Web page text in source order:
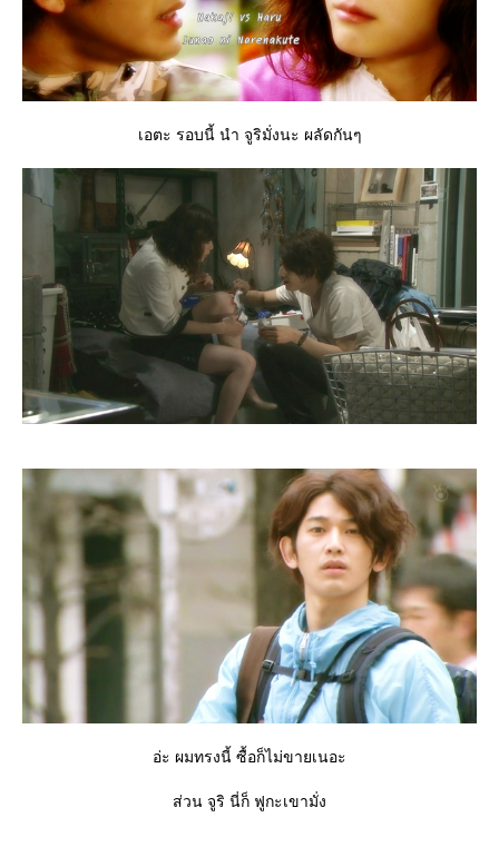
เอตะ รอบนี้ นำ จูริมั่งนะ ผลัดกันๆ
อ่ะ ผมทรงนี้ ซื้อก็ไม่ขายเนอะ
ส่วน จูริ นี่ก็ ฟูกะเขามั่ง